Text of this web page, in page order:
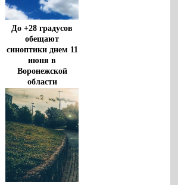
До +28 градусов
обещают
синоптики днем 11
июня в
Воронежской
области